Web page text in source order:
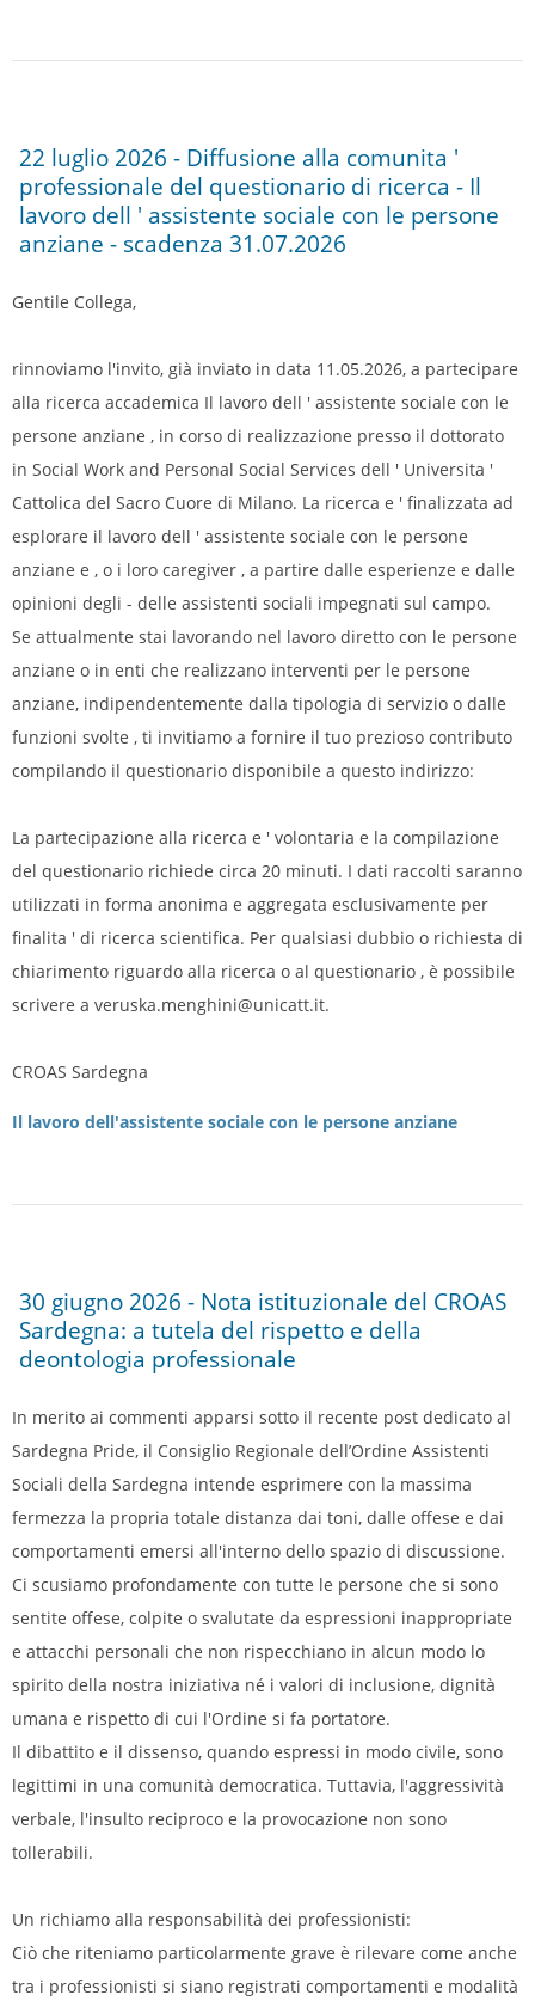
22 luglio 2026 - Diffusione alla comunita '
professionale del questionario di ricerca - Il
lavoro dell ' assistente sociale con le persone
anziane - scadenza 31.07.2026
Gentile Collega,
rinnoviamo l'invito, già inviato in data 11.05.2026, a partecipare
alla ricerca accademica Il lavoro dell ' assistente sociale con le
persone anziane , in corso di realizzazione presso il dottorato
in Social Work and Personal Social Services dell ' Universita '
Cattolica del Sacro Cuore di Milano. La ricerca e ' finalizzata ad
esplorare il lavoro dell ' assistente sociale con le persone
anziane e , o i loro caregiver , a partire dalle esperienze e dalle
opinioni degli - delle assistenti sociali impegnati sul campo.
Se attualmente stai lavorando nel lavoro diretto con le persone
anziane o in enti che realizzano interventi per le persone
anziane, indipendentemente dalla tipologia di servizio o dalle
funzioni svolte , ti invitiamo a fornire il tuo prezioso contributo
compilando il questionario disponibile a questo indirizzo:
La partecipazione alla ricerca e ' volontaria e la compilazione
del questionario richiede circa 20 minuti. I dati raccolti saranno
utilizzati in forma anonima e aggregata esclusivamente per
finalita ' di ricerca scientifica. Per qualsiasi dubbio o richiesta di
chiarimento riguardo alla ricerca o al questionario , è possibile
scrivere a veruska.menghini@unicatt.it.
CROAS Sardegna
Il lavoro dell'assistente sociale con le persone anziane
30 giugno 2026 - Nota istituzionale del CROAS
Sardegna: a tutela del rispetto e della
deontologia professionale
In merito ai commenti apparsi sotto il recente post dedicato al
Sardegna Pride, il Consiglio Regionale dell’Ordine Assistenti
Sociali della Sardegna intende esprimere con la massima
fermezza la propria totale distanza dai toni, dalle offese e dai
comportamenti emersi all'interno dello spazio di discussione.
Ci scusiamo profondamente con tutte le persone che si sono
sentite offese, colpite o svalutate da espressioni inappropriate
e attacchi personali che non rispecchiano in alcun modo lo
spirito della nostra iniziativa né i valori di inclusione, dignità
umana e rispetto di cui l'Ordine si fa portatore.
Il dibattito e il dissenso, quando espressi in modo civile, sono
legittimi in una comunità democratica. Tuttavia, l'aggressività
verbale, l'insulto reciproco e la provocazione non sono
tollerabili.
Un richiamo alla responsabilità dei professionisti:
Ciò che riteniamo particolarmente grave è rilevare come anche
tra i professionisti si siano registrati comportamenti e modalità